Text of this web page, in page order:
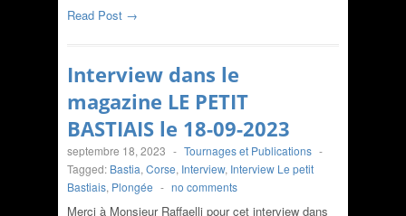
Read Post →
Interview dans le
magazine LE PETIT
BASTIAIS le 18-09-2023
septembre 18, 2023 - Tournages et Publications -
Tagged: Bastia, Corse, Interview, Interview Le petit
Bastiais, Plongée - no comments
Merci à Monsieur Raffaelli pour cet interview dans